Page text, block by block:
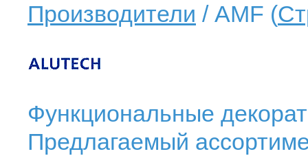
Производители / AMF (
Функциональные
Предлагаемый